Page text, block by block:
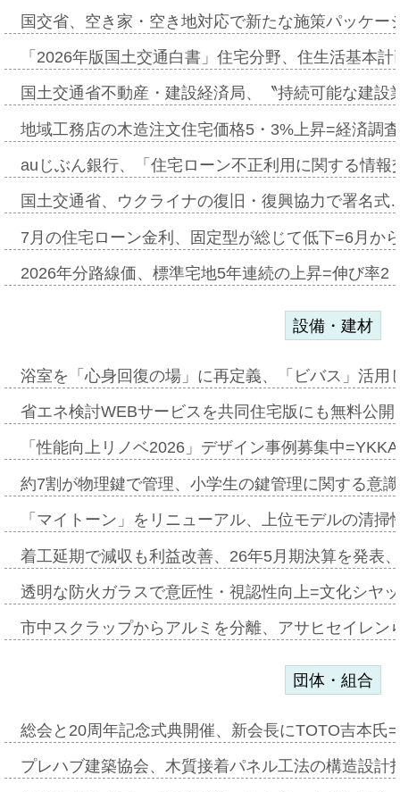
国交省、空き家・空き地対応で新たな施策パッケ
「2026年版国土交通白書」住宅分野、住生活基本
国土交通省不動産・建設経済局、〝持続可能な建
地域工務店の木造注文住宅価格5・3%上昇=経済調
auじぶん銀行、「住宅ローン不正利用に関する情
国土交通省、ウクライナの復旧・復興協力で署名
7月の住宅ローン金利、固定型が総じて低下=6月か
2026年分路線価、標準宅地5年連続の上昇=伸び率
設備・建材
浴室を「心身回復の場」に再定義、「ビバス」活
省エネ検討WEBサービスを共同住宅版にも無料公
「性能向上リノベ2026」デザイン事例募集中
約7割が物理鍵で管理、小学生の鍵管理に関する意
「マイトーン」をリニューアル、上位モデルの清
着工延期で減収も利益改善、26年5月期決算を発表
透明な防火ガラスで意匠性・視認性向上=文化シヤ
市中スクラップからアルミを分離、アサヒセイレ
団体・組合
総会と20周年記念式典開催、新会長にTOTO吉本氏
プレハブ建築協会、木質接着パネル工法の構造設